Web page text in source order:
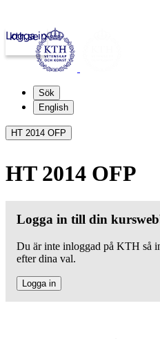
kth.se
Logga in
Sök
English
HT 2014 OFP
HT 2014 OFP
Logga in till din
Du är inte inloggad på KTH så
efter dina val.
Logga in